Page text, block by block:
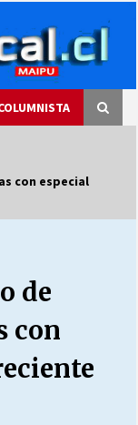
69 AÑOS DE
EL
con especial
de
con